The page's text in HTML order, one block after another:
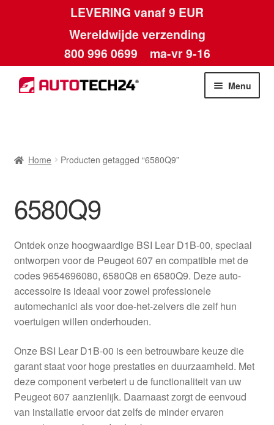
LEVERING vanaf 9 EUR
Wereldwijde verzending
800 996 0699 ma-vr 9-16
Ga
door
Ga
naar
Menu
Betalingen
Contact
Kassa
Klachten
Klachtenprocedure
Levering
Mijn account
Home Producten getagged “6580Q9”
6580Q9
Ontdek onze hoogwaardige BSI Lear D1B-00, speciaal
ontworpen voor de Peugeot 607 en compatible met de
codes 9654696080, 6580Q8 en 6580Q9. Deze auto-
accessoire is ideaal voor zowel professionele
automechanici als voor doe-het-zelvers die zelf hun
voertuigen willen onderhouden.
Onze BSI Lear D1B-00 is een betrouwbare keuze die
garant staat voor hoge prestaties en duurzaamheid. Met
deze component verbetert u de functionaliteit van uw
Peugeot 607 aanzienlijk. Daarnaast zorgt de eenvoud
van installatie ervoor dat zelfs de minder ervaren